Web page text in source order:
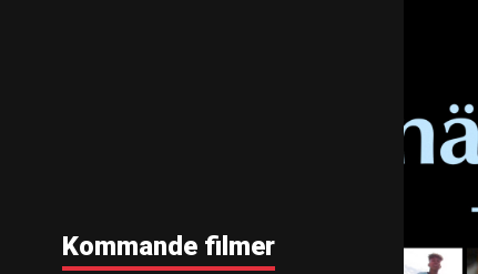
Kommande filmer